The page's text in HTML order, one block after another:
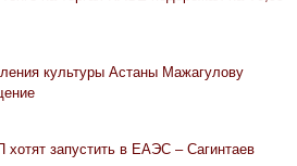
культуры Астаны Мажагулову
запустить в ЕАЭС – Сагинтаев